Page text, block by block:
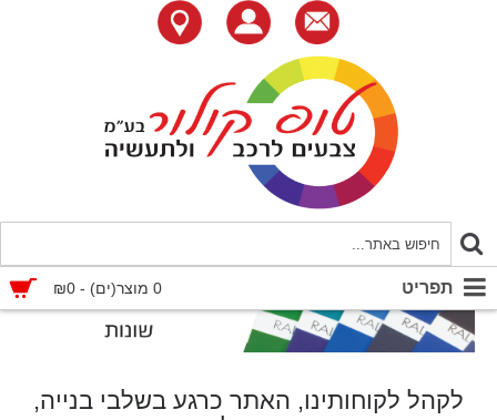
0 מוצר(ים) - ₪0 תפריט
לקהל לקוחותינו, האתר כרגע בשלבי בנייה,